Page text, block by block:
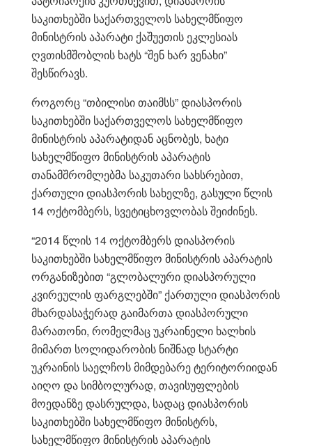
საკითხებში საქართველოს სახელმწიფო
მინისტრის აპარატი ქაშუეთის ეკლესიას
ღვთისმშობლის ხატს “შენ ხარ ვენახი”
შესწირავს.
როგორც “თბილისი თაიმსს” დიასპორის
საკითხებში საქართველოს სახელმწიფო
მინისტრის აპარატიდან აცნობეს, ხატი
სახელმწიფო მინისტრის აპარატის
თანამშრომლებმა საკუთარი სახსრებით,
ქართული დიასპორის სახელზე, გასული წლის
14 ოქტომბერს, სვეტიცხოვლობას შეიძინეს.
“2014 წლის 14 ოქტომბერს დიასპორის
საკითხებში სახელმწიფო მინისტრის აპარატის
ორგანიზებით “გლობალური დიასპორული
კვირეულის ფარგლებში” ქართული დიასპორის
მხარდასაჭერად გაიმართა დიასპორული
მარათონი, რომელმაც უკრაინელი ხალხის
მიმართ სოლიდარობის ნიშნად სტარტი
უკრაინის საელჩოს მიმდებარე ტერიტორიიდან
აიღო და სიმბოლურად, თავისუფლების
მოედანზე დასრულდა, სადაც დიასპორის
საკითხებში სახელმწიფო მინისტრს,
სახელმწიფო მინისტრის აპარატის